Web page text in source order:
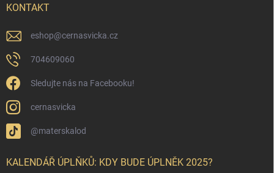
KONTAKT
eshop@cernasvicka.cz
704609060
Sledujte nás na Facebooku!
cernasvicka
@materskalod
KALENDÁŘ ÚPLŇKŮ: KDY BUDE ÚPLNĚK 2025?